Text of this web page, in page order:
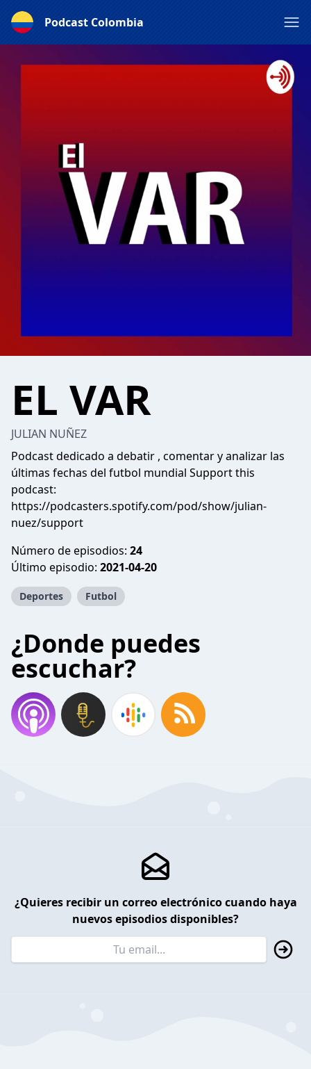
Podcast Colombia
EL VAR
JULIAN NUÑEZ
Podcast dedicado a debatir , comentar y analizar las
últimas fechas del futbol mundial Support this
podcast:
https://podcasters.spotify.com/pod/show/julian-
nuez/support
Número de episodios: 24
Último episodio: 2021-04-20
Deportes Futbol
¿Donde puedes
escuchar?
¿Quieres recibir un correo electrónico cuando haya
nuevos episodios disponibles?